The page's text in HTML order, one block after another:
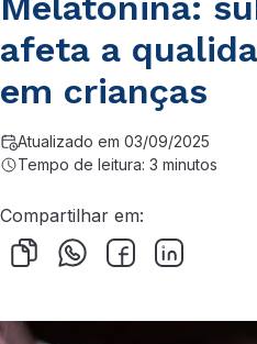
afeta a
em crianças
Atualizado em 03/09/2025
Tempo de leitura: 3 minutos
Compartilhar em: